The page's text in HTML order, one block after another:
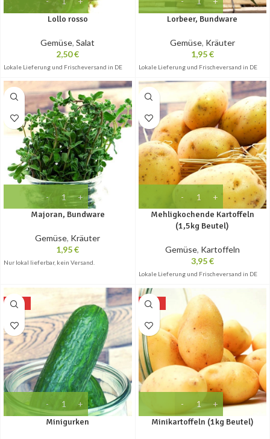
Lollo rosso
Gemüse,Salat
2,50€
Lokale Lieferung und Frischeversand in DE
Lorbeer, Bundware
Gemüse, Kräuter
1,95€
Lokale Lieferung und Frischeversand in DE
Majoran, Bundware
Gemüse, Kräuter
1,95€
Nur lokal lieferbar, kein Versand.
Mehligkochende Kartoffeln
(1,5kg Beutel)
Gemüse, Kartoffeln
3,95€
Lokale Lieferung und Frischeversand in DE
-10%
Minigurken
-10%
Minikartoffeln (1kg Beutel)